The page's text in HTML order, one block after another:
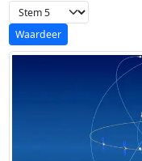
Voeg waardering toe